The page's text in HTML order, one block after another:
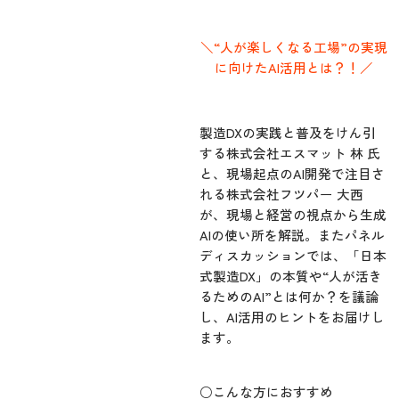
＼“人が楽しくなる工場”の実現
に向けたAI活用とは？！／
製造DXの実践と普及をけん引
する株式会社エスマット 林 氏
と、現場起点のAI開発で注目さ
れる株式会社フツパー 大西
が、現場と経営の視点から生成
AIの使い所を解説。またパネル
ディスカッションでは、「日本
式製造DX」の本質や“人が活き
るためのAI”とは何か？を議論
し、AI活用のヒントをお届けし
ます。
○こんな方におすすめ